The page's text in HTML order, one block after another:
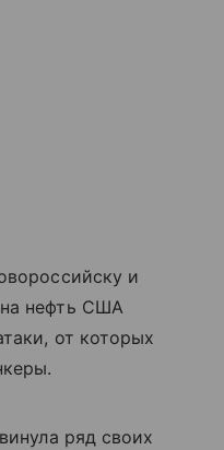
и
нефть США
от которых
ряд своих